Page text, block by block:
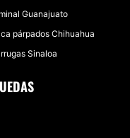
Guanajuato
párpados Chihuahua
Sinaloa